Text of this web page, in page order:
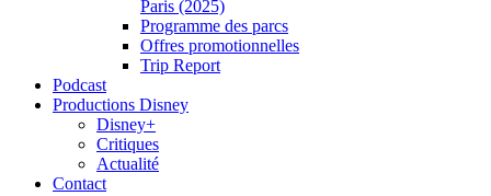
Paris (2025)
Programme des parcs
Offres promotionnelles
Trip Report
Podcast
Productions Disney
Disney+
Critiques
Actualité
Contact